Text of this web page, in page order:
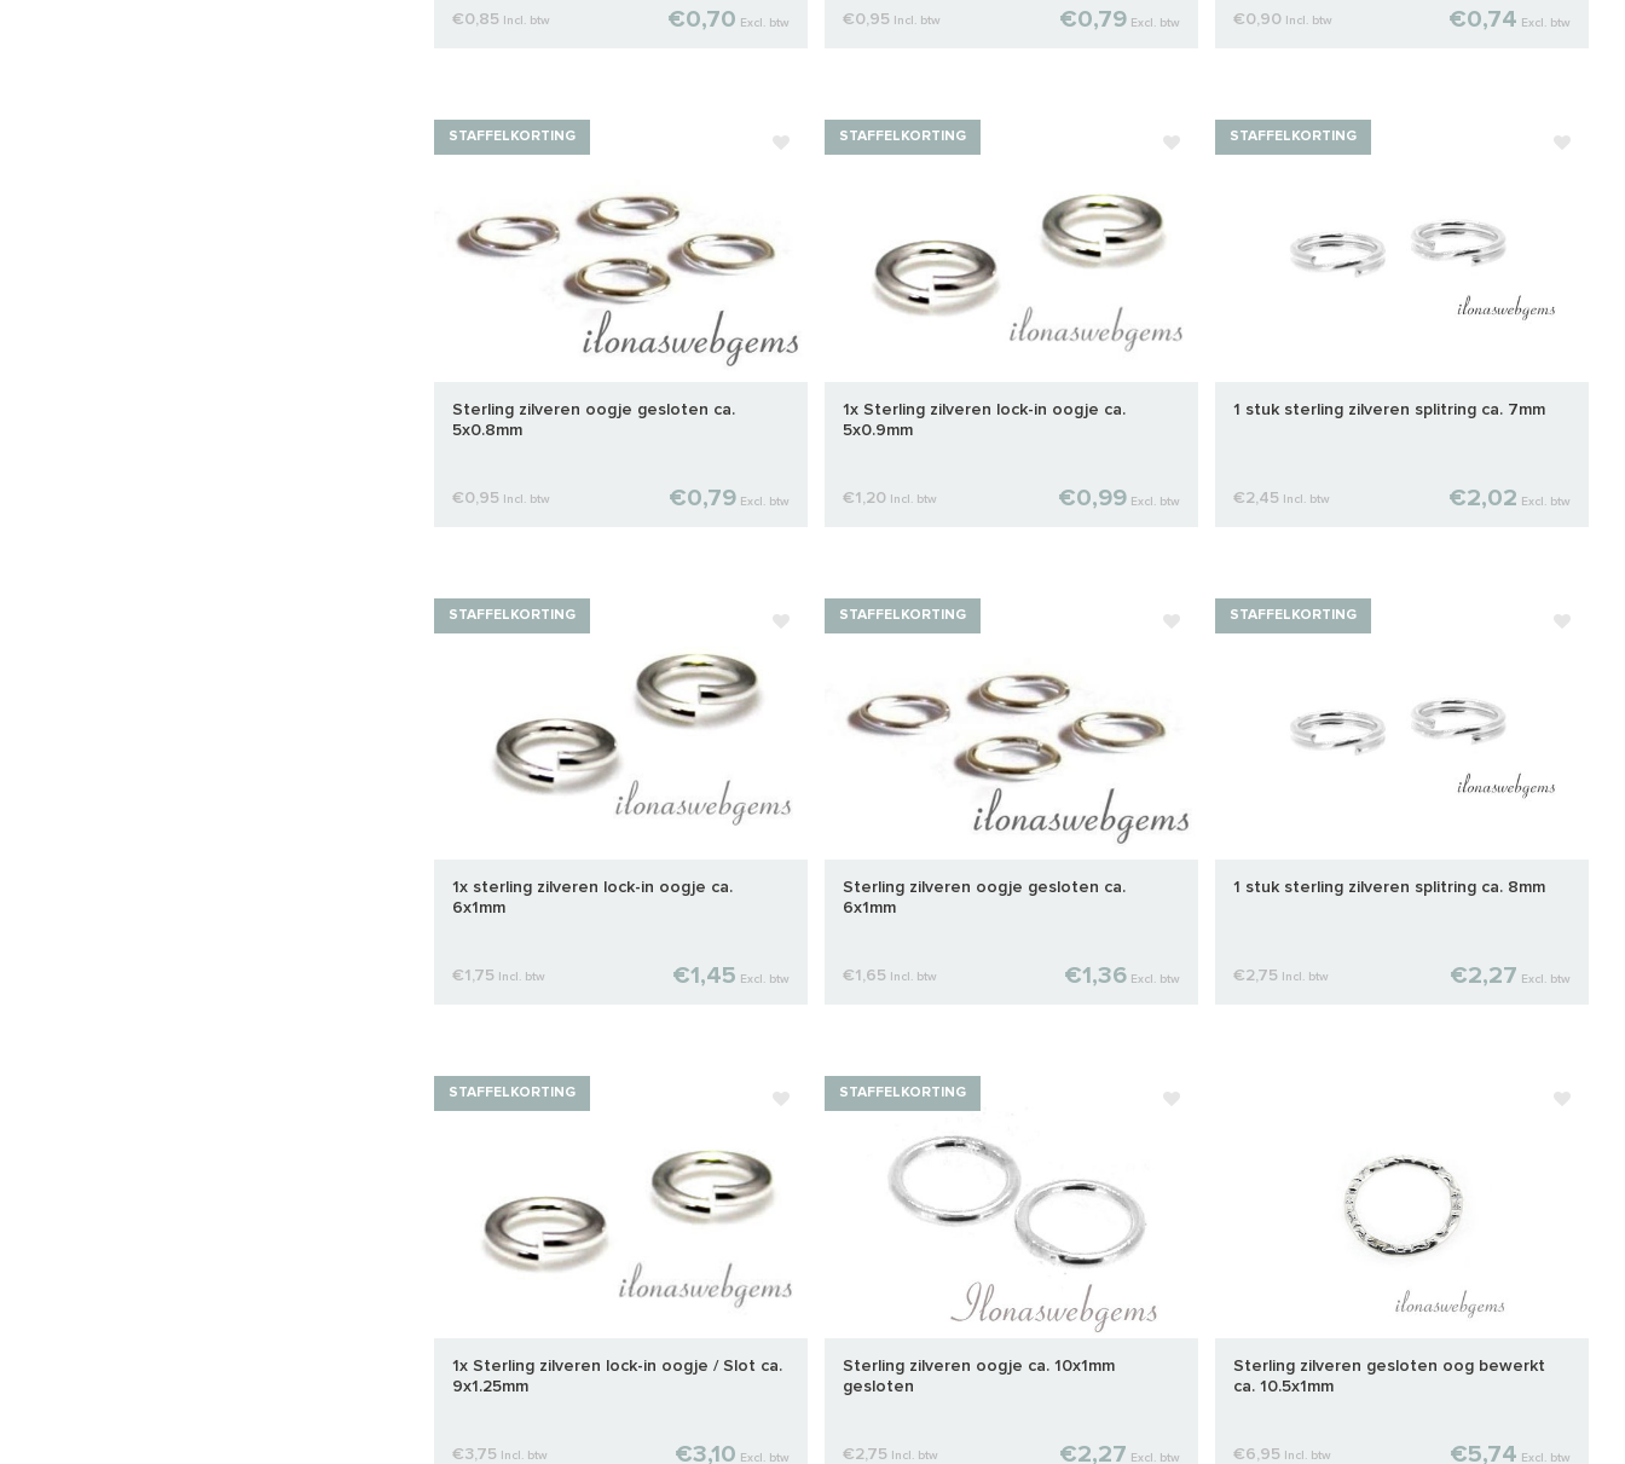
€0,85 Incl. btw €0,70 Excl. btw €0,95 Incl. btw €0,79 Excl. btw €0,90 Incl. btw €0,74 Excl. btw
STAFFELKORTING
Sterling zilveren oogje gesloten ca.
5x0.8mm
€0,95 Incl. btw €0,79 Excl. btw
STAFFELKORTING
1x Sterling zilveren lock-in oogje ca.
5x0.9mm
€1,20 Incl. btw €0,99 Excl. btw
STAFFELKORTING
1 stuk sterling zilveren splitring ca. 7mm
€2,45 Incl. btw €2,02 Excl. btw
STAFFELKORTING
1x sterling zilveren lock-in oogje ca.
6x1mm
€1,75 Incl. btw €1,45 Excl. btw
STAFFELKORTING
Sterling zilveren oogje gesloten ca.
6x1mm
€1,65 Incl. btw €1,36 Excl. btw
STAFFELKORTING
1 stuk sterling zilveren splitring ca. 8mm
€2,75 Incl. btw €2,27 Excl. btw
STAFFELKORTING
1x Sterling zilveren lock-in oogje / Slot ca.
9x1.25mm
€3,75 Incl. btw €3,10 Excl. btw
STAFFELKORTING
Sterling zilveren oogje ca. 10x1mm
gesloten
€2,75 Incl. btw €2,27 Excl. btw
Sterling zilveren gesloten oog bewerkt
ca. 10.5x1mm
€6,95 Incl. btw €5,74 Excl. btw